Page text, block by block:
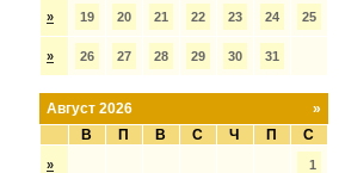
» 19 20 21 22 23 24 25
» 26 27 28 29 30 31
»
Август 2026
В
П В С Ч П С
» 1